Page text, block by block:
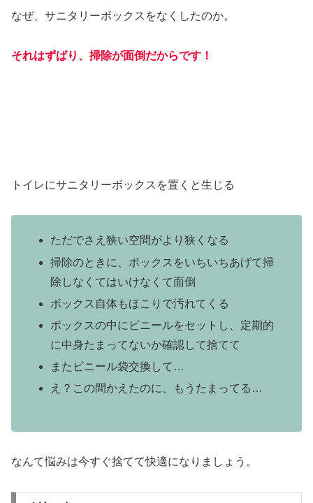
なぜ、サニタリーボックスをなくしたのか。
それはずばり、掃除が面倒だからです！
トイレにサニタリーボックスを置くと生じる
ただでさえ狭い空間がより狭くなる
掃除のときに、ボックスをいちいちあげて掃
除しなくてはいけなくて面倒
ボックス自体もほこりで汚れてくる
ボックスの中にビニールをセットし、定期的
に中身たまってないか確認して捨てて
またビニール袋交換して…
え？この間かえたのに、もうたまってる…
なんて悩みは今すぐ捨てて快適になりましょう。